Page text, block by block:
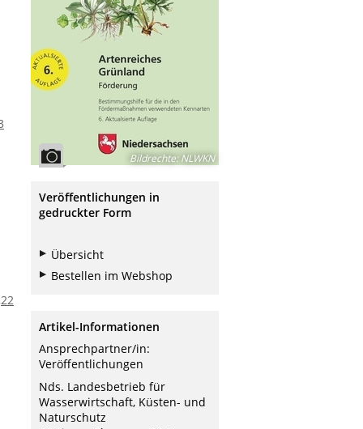
Bildrechte:NLWKN
Veröffentlichungen in
gedruckter Form
Übersicht
Bestellen im Webshop
Artikel-Informationen
Ansprechpartner/in:
Veröffentlichungen
Nds. Landesbetrieb für
Wasserwirtschaft, Küsten- und
Naturschutz